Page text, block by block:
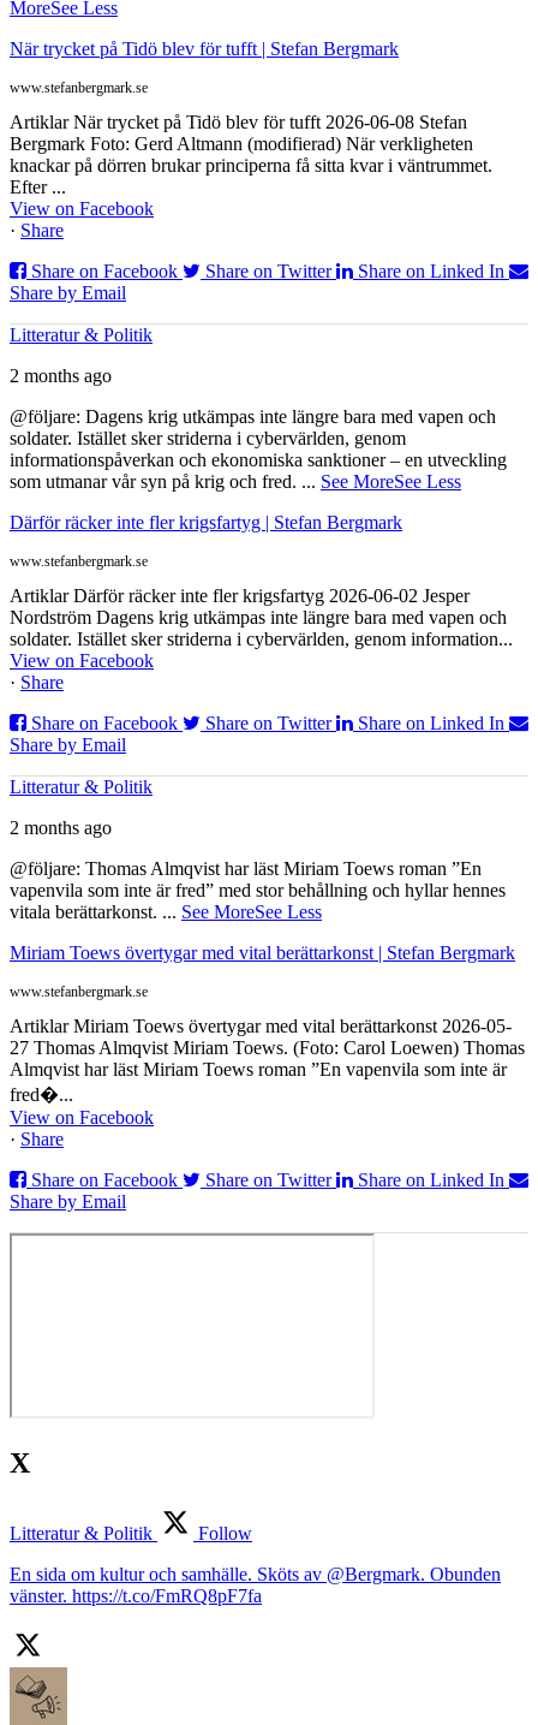
MoreSee Less
När trycket på Tidö blev för tufft | Stefan Bergmark
www.stefanbergmark.se
Artiklar När trycket på Tidö blev för tufft 2026-06-08 Stefan
Bergmark Foto: Gerd Altmann (modifierad) När verkligheten
knackar på dörren brukar principerna få sitta kvar i väntrummet.
Efter ...
View on Facebook
· Share
Share on Facebook
Share on Twitter
Share on Linked In
Share by Email
Litteratur & Politik
2 months ago
@följare: Dagens krig utkämpas inte längre bara med vapen och
soldater. Istället sker striderna i cybervärlden, genom
informationspåverkan och ekonomiska sanktioner – en utveckling
som utmanar vår syn på krig och fred. ... See MoreSee Less
Därför räcker inte fler krigsfartyg | Stefan Bergmark
www.stefanbergmark.se
Artiklar Därför räcker inte fler krigsfartyg 2026-06-02 Jesper
Nordström Dagens krig utkämpas inte längre bara med vapen och
soldater. Istället sker striderna i cybervärlden, genom information...
View on Facebook
· Share
Share on Facebook
Share on Twitter
Share on Linked In
Share by Email
Litteratur & Politik
2 months ago
@följare: Thomas Almqvist har läst Miriam Toews roman ”En
vapenvila som inte är fred” med stor behållning och hyllar hennes
vitala berättarkonst. ... See MoreSee Less
Miriam Toews övertygar med vital berättarkonst | Stefan Bergmark
www.stefanbergmark.se
Artiklar Miriam Toews övertygar med vital berättarkonst 2026-05-
27 Thomas Almqvist Miriam Toews. (Foto: Carol Loewen) Thomas
Almqvist har läst Miriam Toews roman ”En vapenvila som inte är
fred�...
View on Facebook
· Share
Share on Facebook
Share on Twitter
Share on Linked In
Share by Email
X
Litteratur & Politik
Follow
En sida om kultur och samhälle. Sköts av @Bergmark. Obunden
vänster. https://t.co/FmRQ8pF7fa